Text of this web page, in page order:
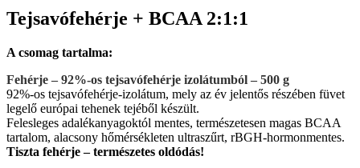
Tejsavófehérje + BCAA 2:1:1
A csomag tartalma:
Fehérje – 92%-os tejsavófehérje izolátumból – 500 g
92%-os tejsavófehérje-izolátum, mely az év jelentős részében füvet
legelő európai tehenek tejéből készült.
Felesleges adalékanyagoktól mentes, természetesen magas BCAA
tartalom, alacsony hőmérsékleten ultraszűrt, rBGH-hormonmentes.
Tiszta fehérje – természetes oldódás!